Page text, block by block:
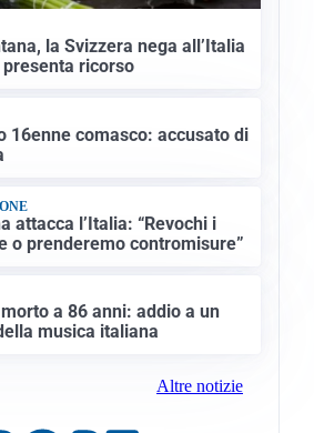
la Svizzera nega all’Italia
ricorso
16enne comasco: accusato di
attacca l’Italia: “Revochi i
o prenderemo contromisure”
a 86 anni: addio a un
musica italiana
Altre notizie